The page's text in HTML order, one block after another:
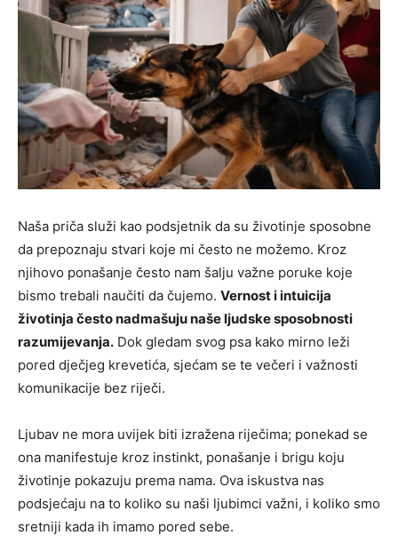
Naša priča služi kao podsjetnik da su životinje sposobne
da prepoznaju stvari koje mi često ne možemo. Kroz
njihovo ponašanje često nam šalju važne poruke koje
bismo trebali naučiti da čujemo. Vernost i intuicija
životinja često nadmašuju naše ljudske sposobnosti
razumijevanja. Dok gledam svog psa kako mirno leži
pored dječjeg krevetića, sjećam se te večeri i važnosti
komunikacije bez riječi.
Ljubav ne mora uvijek biti izražena riječima; ponekad se
ona manifestuje kroz instinkt, ponašanje i brigu koju
životinje pokazuju prema nama. Ova iskustva nas
podsjećaju na to koliko su naši ljubimci važni, i koliko smo
sretniji kada ih imamo pored sebe.